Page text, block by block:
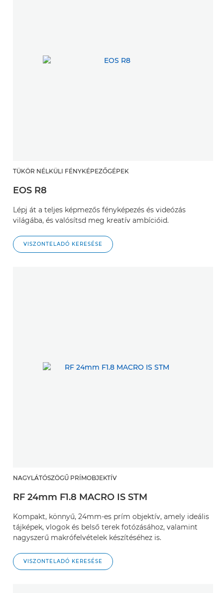
TÜKÖR NÉLKÜLI FÉNYKÉPEZŐGÉPEK
EOS R8
Lépj át a teljes képmezős fényképezés és videózás
világába, és valósítsd meg kreatív ambícióid.
VISZONTELADÓ KERESÉSE
NAGYLÁTÓSZÖGŰ PRÍMOBJEKTÍV
RF 24mm F1.8 MACRO IS STM
Kompakt, könnyű, 24mm-es prím objektív, amely ideális
tájképek, vlogok és belső terek fotózásához, valamint
nagyszerű makrófelvételek készítéséhez is.
VISZONTELADÓ KERESÉSE